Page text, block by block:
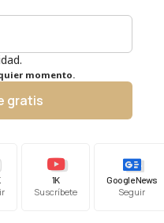
momento.
gratis
1K
Suscríbete
Google News
Seguir